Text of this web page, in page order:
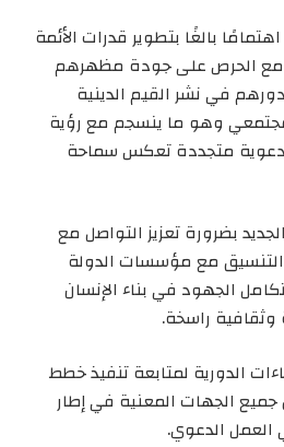
بالغًا بتطوير قدرات الأئمة
مع الحرص على جودة مظهرهم
في نشر القيم الدينية
وهو ما ينسجم مع رؤية
دعوية متجددة تعكس سماحة
بضرورة تعزيز التواصل مع
التنسيق مع مؤسسات الدولة
الجهود في بناء الإنسان
راسخة.
الدورية لمتابعة تنفيذ خطط
جميع الجهات المعنية في إطار
العمل الدعوي.